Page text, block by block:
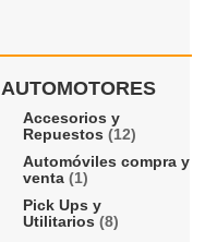
AUTOMOTORES
Accesorios y
Repuestos (12)
Automóviles compra y
venta (1)
Pick Ups y
Utilitarios (8)